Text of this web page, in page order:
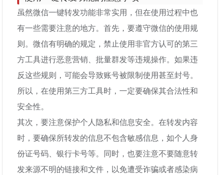
虽然微信一键转发功能非常实用，但在使用过程中也
有一些需要注意的地方。首先，要遵守微信的使用规
则。微信有明确的规定，禁止使用非官方认可的第三
方工具进行恶意营销、批量群发等违规操作。如果违
反这些规则，可能会导致账号被限制使用甚至封号。
所以，在使用第三方工具时，一定要确保其合法性和
安全性。
其次，要注意保护个人隐私和信息安全。在转发内容
时，要确保所转发的信息不包含敏感信息，如个人身
份证号码、银行卡号等。同时，也要注意不要随意转
发来源不明的链接和文件，以免遭受诈骗或者感染病